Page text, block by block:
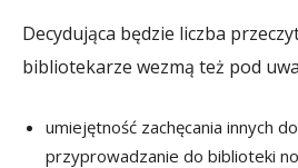
Decydująca będzie liczba
bibliotekarze wezmą też pod
umiejętność zachęcania innych
przyprowadzanie do biblioteki